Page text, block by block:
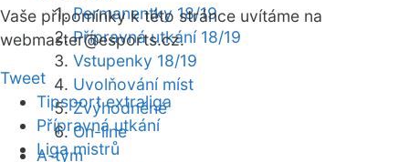
Permanentky 18/19
Přípravná utkání 18/19
Vstupenky 18/19
Uvolňování míst
Zvýhodněné
On-line
A-tým
Vaše připomínky k této stránce uvítáme na
webmaster@esports.cz.
Tweet
Tipsport extraliga
Přípravná utkání
Liga mistrů